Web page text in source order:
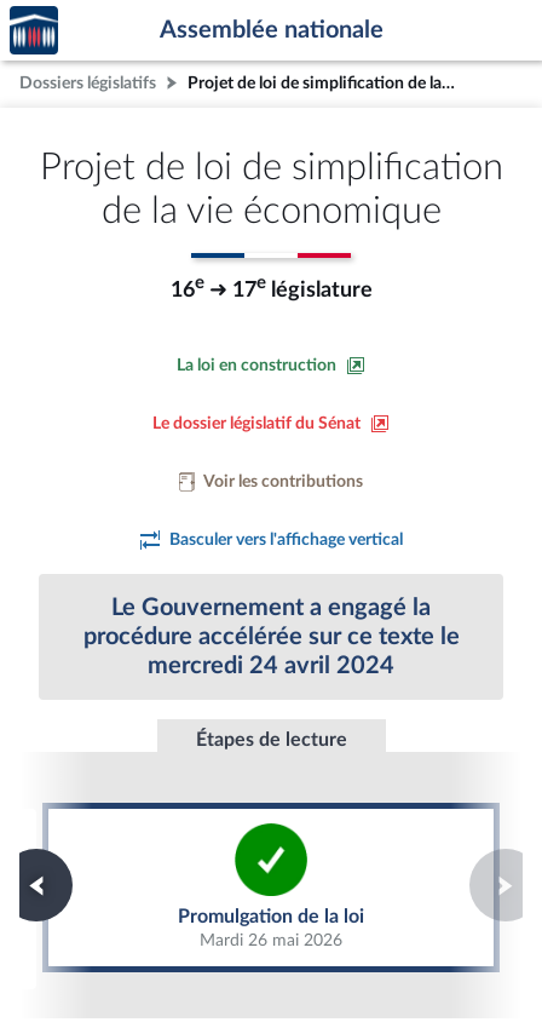
Aller au contenu
Aller en bas de la page
Accèder
à la
page
d'accueil
Assemblée nationale
Dossiers législatifs Projet de loi de simplification de la vie économique
Projet de loi de simplification
de la vie économique
16e➜ 17elégislature
La loi en construction
Le dossier législatif du Sénat
Voir les contributions
Basculer vers l'affichage vertical
Le Gouvernement a engagé la
procédure accélérée sur ce texte le
mercredi 24 avril 2024
Étapes de lecture
Promulgation de la loi
Mardi 26 mai 2026
Promulgation de la loi